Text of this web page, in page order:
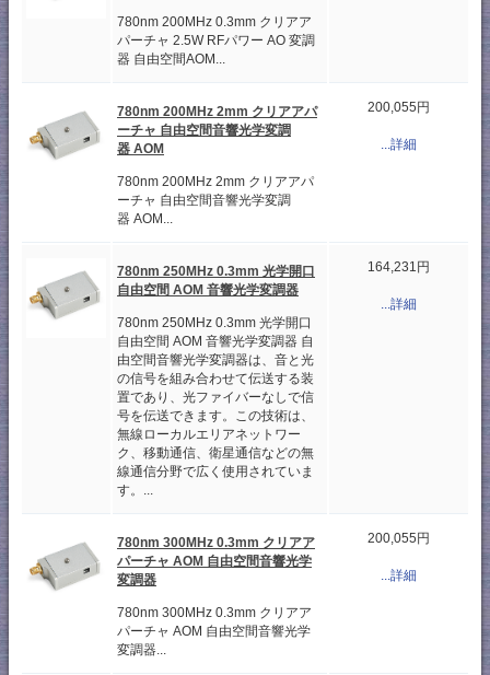
780nm 200MHz 0.3mm クリアア
パーチャ 2.5W RFパワー AO 変調
器 自由空間AOM...
780nm 200MHz 2mm クリアアパ
ーチャ 自由空間音響光学変調
器 AOM
780nm 200MHz 2mm クリアアパ
ーチャ 自由空間音響光学変調
器 AOM...
200,055円
...詳細
780nm 250MHz 0.3mm 光学開口
自由空間 AOM 音響光学変調器
780nm 250MHz 0.3mm 光学開口
自由空間 AOM 音響光学変調器 自
由空間音響光学変調器は、音と光
の信号を組み合わせて伝送する装
置であり、光ファイバーなしで信
号を伝送できます。この技術は、
無線ローカルエリアネットワー
ク、移動通信、衛星通信などの無
線通信分野で広く使用されていま
す。...
164,231円
...詳細
780nm 300MHz 0.3mm クリアア
パーチャ AOM 自由空間音響光学
変調器
780nm 300MHz 0.3mm クリアア
パーチャ AOM 自由空間音響光学
変調器...
200,055円
...詳細